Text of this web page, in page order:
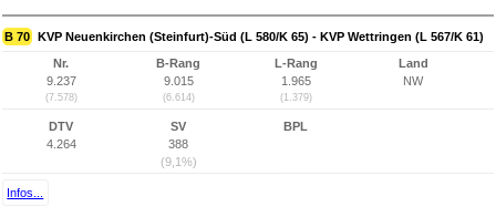
B 70 KVP Neuenkirchen (Steinfurt)-Süd (L 580/K 65) - KVP Wettringen (L 567/K 61)
Nr.
9.237
(7.578)
B-Rang
9.015
(6.614)
L-Rang
1.965
(1.379)
Land
NW
DTV
4.264
SV
388
(9,1%)
BPL
Infos...